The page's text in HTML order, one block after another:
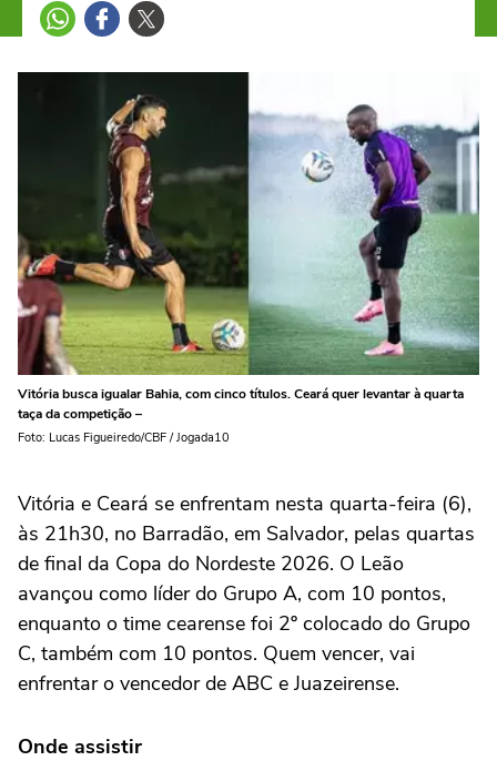
Vitória busca igualar Bahia, com cinco títulos. Ceará quer levantar à quarta
taça da competição –
Foto: Lucas Figueiredo/CBF / Jogada10
Vitória e Ceará se enfrentam nesta quarta-feira (6),
às 21h30, no Barradão, em Salvador, pelas quartas
de final da Copa do Nordeste 2026. O Leão
avançou como líder do Grupo A, com 10 pontos,
enquanto o time cearense foi 2º colocado do Grupo
C, também com 10 pontos. Quem vencer, vai
enfrentar o vencedor de ABC e Juazeirense.
Onde assistir